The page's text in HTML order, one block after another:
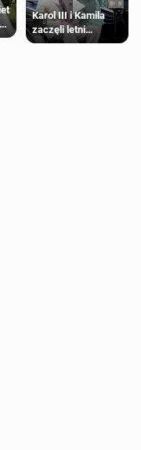
Karol III i Kamila
zaczęli letni
odpoczynek po